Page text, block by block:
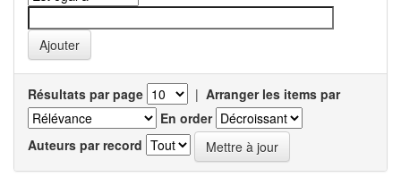
Résultats par page | Arranger les items par
En order
Auteurs par record